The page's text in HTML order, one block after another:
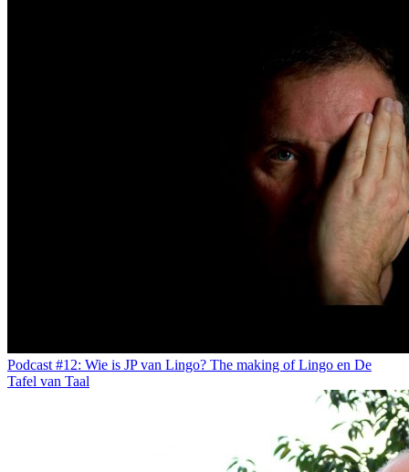
Podcast #12: Wie is JP van Lingo? The making of Lingo en De
Tafel van Taal